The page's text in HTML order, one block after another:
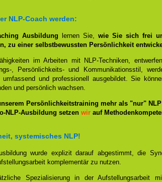
NLP-Coach werden:
Ausbildung lernen Sie, wie Sie sich frei
zu einer selbstbewussten Persönlichkeit
im Arbeiten mit NLP-Techniken,
, Persönlichkeits- und Kommunikationsstil,
umfassend und professionell ausgebildet. Sie
und persönlich wachsen.
Persönlichkeitstraining mehr als "nur"
NLP-Ausbildung setzen wir auf
systemisches NLP!
wurde explizit darauf abgestimmt, die
komplementär zu nutzen.
Spezialisierung in der Aufstellungsarbeit